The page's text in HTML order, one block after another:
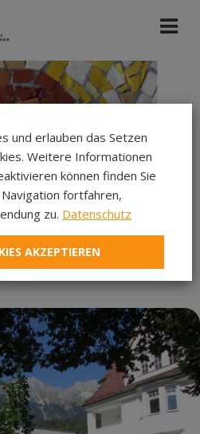
und erlauben das Setzen
Weitere Informationen
können finden Sie
fortfahren,
zu. Datenschutz
AKZEPTIEREN